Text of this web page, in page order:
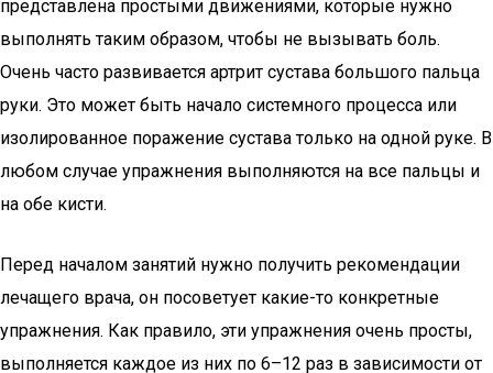
представлена простыми движениями, которые нужно
выполнять таким образом, чтобы не вызывать боль.
Очень часто развивается артрит сустава большого пальца
руки. Это может быть начало системного процесса или
изолированное поражение сустава только на одной руке. В
любом случае упражнения выполняются на все пальцы и
на обе кисти.
Перед началом занятий нужно получить рекомендации
лечащего врача, он посоветует какие-то конкретные
упражнения. Как правило, эти упражнения очень просты,
выполняется каждое из них по 6–12 раз в зависимости от